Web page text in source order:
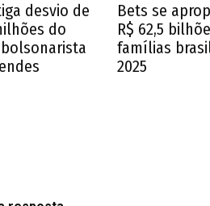
desvio de
do
Bets se
R$ 62,5
famílias
2025